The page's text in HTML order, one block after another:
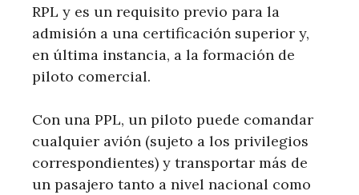
RPL y es un requisito previo para la
admisión a una certificación superior y,
en última instancia, a la formación de
piloto comercial.
Con una PPL, un piloto puede comandar
cualquier avión (sujeto a los privilegios
correspondientes) y transportar más de
un pasajero tanto a nivel nacional como